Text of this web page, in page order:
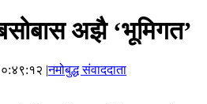
अझै ‘भूमिगत’
|नमोबुद्ध संवाददाता